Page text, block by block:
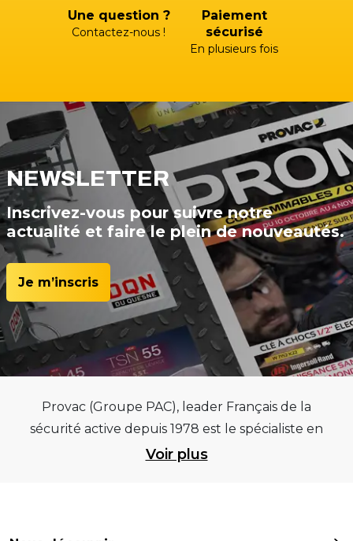
Une question ?
Contactez-nous !
Paiement
sécurisé
En plusieurs fois
NEWSLETTER
Inscrivez-vous pour suivre notre
actualité et faire le plein de nouveautés.
Je m’inscris
Provac (Groupe PAC), leader Français de la
sécurité active depuis 1978 est le spécialiste en
équipements pour garages et centres
Voir plus